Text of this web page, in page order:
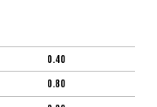
0.40
0.80